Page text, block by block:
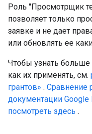
Роль "Просмотрщик
позволяет только
заявке и не дает
или обновлять ее
Чтобы узнать больше
как их применять, см.
грантов» . Сравнение
документации
посмотреть здесь .